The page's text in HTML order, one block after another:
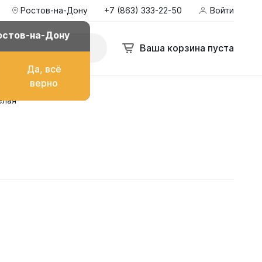
Ростов-на-Дону
на-Дону
Да, всё
верно
+7 (863) 333-22-50 Войти
Ваша корзина пуста
топлива